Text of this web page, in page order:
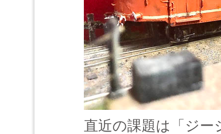
直近の課題は「ジー